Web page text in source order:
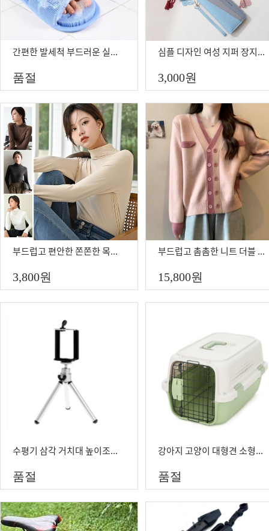
간편한 발세척 부드러운 실리콘 발세척 매트 발세척 슬리퍼 발싯는 슬리퍼
품절
심플 디자인 여성 지퍼 장지갑 장지갑 중지갑 지퍼장지갑
3,000원
부드럽고 편안한 쫀쫀한 목폴라티 봄 가을 겨울 슬림한 모달 목폴라디
3,800원
부드럽고 촘촘한 니트 더블 단추 가디건
15,800원
수평기 삼각 거치대 높이조절 합금 수평삼각대
품절
강아지 고양이 대형견 소형견 캔넬 이동장 이동가방 캐리어 싱클 케이지 반려동물
품절